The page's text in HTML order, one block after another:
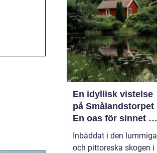
En idyllisk vistelse
på Smålandstorpet
En oas för sinnet på
svenska
landsbygden
Inbäddat i den lummiga
och pittoreska skogen i